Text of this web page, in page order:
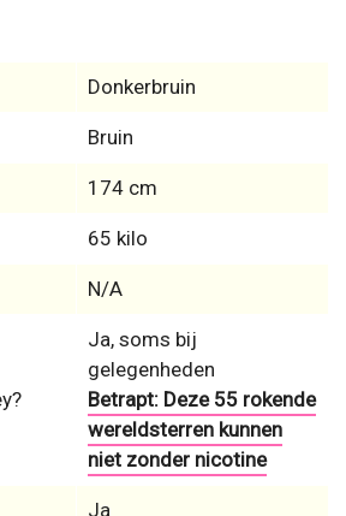
Donkerbruin
Bruin
174 cm
65 kilo
N/A
Ja, soms bij
gelegenheden
Betrapt: Deze 55 rokende
wereldsterren kunnen
niet zonder nicotine
Ja